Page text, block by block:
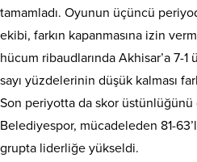
tamamladı. Oyunun üçüncü
ekibi, farkın kapanmasına izin
hücum ribaudlarında Akhisar’a 7-
sayı yüzdelerinin düşük kalması
Son periyotta da skor
Belediyespor, mücadeleden 81-
grupta liderliğe yükseldi.